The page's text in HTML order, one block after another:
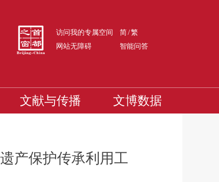
访问我的专属空间 简/繁
网站无障碍
智能问答
文献与传播 文博数据
产保护传承利用工